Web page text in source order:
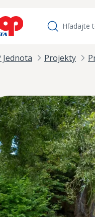
Hľadať
Jednota Projekty